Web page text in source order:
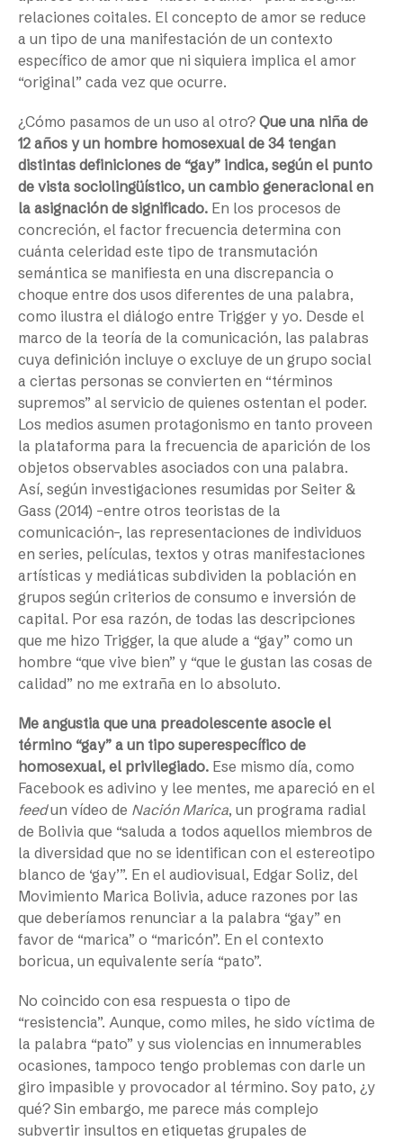
relaciones coitales. El concepto de amor se reduce
a un tipo de una manifestación de un contexto
específico de amor que ni siquiera implica el amor
“original” cada vez que ocurre.
¿Cómo pasamos de un uso al otro? Que una niña de
12 años y un hombre homosexual de 34 tengan
distintas definiciones de “gay” indica, según el punto
de vista sociolingüístico, un cambio generacional en
la asignación de significado. En los procesos de
concreción, el factor frecuencia determina con
cuánta celeridad este tipo de transmutación
semántica se manifiesta en una discrepancia o
choque entre dos usos diferentes de una palabra,
como ilustra el diálogo entre Trigger y yo. Desde el
marco de la teoría de la comunicación, las palabras
cuya definición incluye o excluye de un grupo social
a ciertas personas se convierten en “términos
supremos” al servicio de quienes ostentan el poder.
Los medios asumen protagonismo en tanto proveen
la plataforma para la frecuencia de aparición de los
objetos observables asociados con una palabra.
Así, según investigaciones resumidas por Seiter &
Gass (2014) –entre otros teoristas de la
comunicación–, las representaciones de individuos
en series, películas, textos y otras manifestaciones
artísticas y mediáticas subdividen la población en
grupos según criterios de consumo e inversión de
capital. Por esa razón, de todas las descripciones
que me hizo Trigger, la que alude a “gay” como un
hombre “que vive bien” y “que le gustan las cosas de
calidad” no me extraña en lo absoluto.
Me angustia que una preadolescente asocie el
término “gay” a un tipo superespecífico de
homosexual, el privilegiado. Ese mismo día, como
Facebook es adivino y lee mentes, me apareció en el
feedun vídeo de Nación Marica, un programa radial
de Bolivia que “saluda a todos aquellos miembros de
la diversidad que no se identifican con el estereotipo
blanco de ‘gay’”. En el audiovisual, Edgar Soliz, del
Movimiento Marica Bolivia, aduce razones por las
que deberíamos renunciar a la palabra “gay” en
favor de “marica” o “maricón”. En el contexto
boricua, un equivalente sería “pato”.
No coincido con esa respuesta o tipo de
“resistencia”. Aunque, como miles, he sido víctima de
la palabra “pato” y sus violencias en innumerables
ocasiones, tampoco tengo problemas con darle un
giro impasible y provocador al término. Soy pato, ¿y
qué? Sin embargo, me parece más complejo
subvertir insultos en etiquetas grupales de